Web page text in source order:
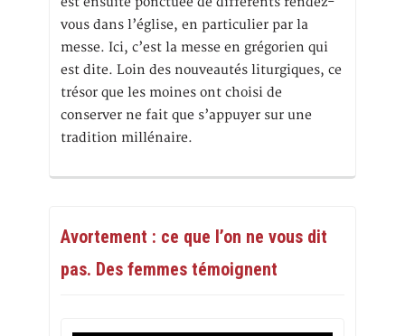
vous dans l’église, en particulier par la
messe. Ici, c’est la messe en grégorien qui
est dite. Loin des nouveautés liturgiques, ce
trésor que les moines ont choisi de
conserver ne fait que s’appuyer sur une
tradition millénaire.
Avortement : ce que l’on ne vous dit
pas. Des femmes témoignent